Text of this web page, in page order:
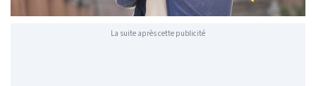
La suite après cette publicité